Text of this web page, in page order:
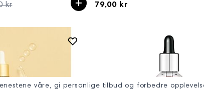
våre, gi personlige tilbud og forbedre
kr 79,00 kr